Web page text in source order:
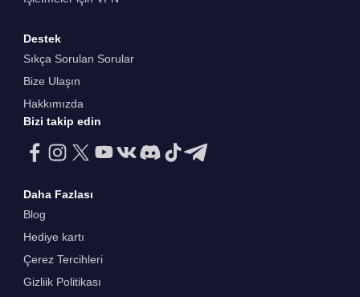
Destek
Sıkça Sorulan Sorular
Bize Ulaşın
Hakkımızda
Bizi takip edin
Daha Fazlası
Blog
Hediye kartı
Çerez Tercihleri
Gizliik Politikası